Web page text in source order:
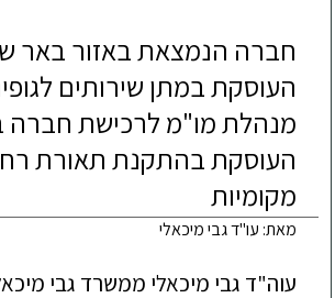
חברה הנמצאת באזור באר
העוסקת במתן שירותים
מנהלת מו"מ לרכישת חברה
העוסקת בהתקנת תאורת
מקומיות
מאת: עו"ד גבי מיכאלי